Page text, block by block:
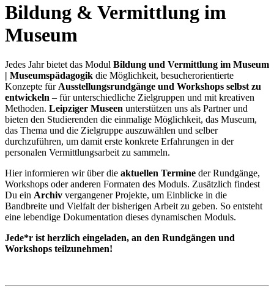
Bildung & Vermittlung im
Museum
Jedes Jahr bietet das Modul Bildung und Vermittlung im Museum
| Museumspädagogik die Möglichkeit, besucherorientierte
Konzepte für Ausstellungsrundgänge und Workshops selbst zu
entwickeln – für unterschiedliche Zielgruppen und mit kreativen
Methoden. Leipziger Museen unterstützen uns als Partner und
bieten den Studierenden die einmalige Möglichkeit, das Museum,
das Thema und die Zielgruppe auszuwählen und selber
durchzuführen, um damit erste konkrete Erfahrungen in der
personalen Vermittlungsarbeit zu sammeln.
Hier informieren wir über die aktuellen Termine der Rundgänge,
Workshops oder anderen Formaten des Moduls. Zusätzlich findest
Du ein Archiv vergangener Projekte, um Einblicke in die
Bandbreite und Vielfalt der bisherigen Arbeit zu geben. So entsteht
eine lebendige Dokumentation dieses dynamischen Moduls.
Jede*r ist herzlich eingeladen, an den Rundgängen und
Workshops teilzunehmen!